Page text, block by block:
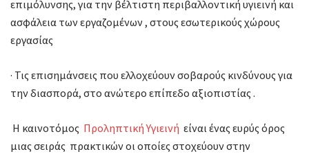
επιμόλυνσης, για την βέλτιστη περιβαλλοντική υγιεινή και
ασφάλεια των εργαζομένων , στους εσωτερικούς χώρους
εργασίας
· Τις επισημάνσεις που ελλοχεύουν σοβαρούς κινδύνους για
την διασπορά, στο ανώτερο επίπεδο αξιοπιστίας .
Η καινοτόμος Προληπτική Υγιεινή είναι ένας ευρύς όρος
μιας σειράς πρακτικών οι οποίες στοχεύουν στην